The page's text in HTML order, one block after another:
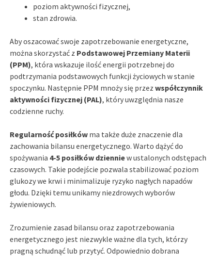
poziom aktywności fizycznej,
stan zdrowia.
Aby oszacować swoje zapotrzebowanie energetyczne,
można skorzystać z Podstawowej Przemiany Materii
(PPM), która wskazuje ilość energii potrzebnej do
podtrzymania podstawowych funkcji życiowych w stanie
spoczynku. Następnie PPM mnoży się przez współczynnik
aktywności fizycznej (PAL), który uwzględnia nasze
codzienne ruchy.
Regularność posiłków ma także duże znaczenie dla
zachowania bilansu energetycznego. Warto dążyć do
spożywania 4-5 posiłków dzienniew ustalonych odstępach
czasowych. Takie podejście pozwala stabilizować poziom
glukozy we krwi i minimalizuje ryzyko nagłych napadów
głodu. Dzięki temu unikamy niezdrowych wyborów
żywieniowych.
Zrozumienie zasad bilansu oraz zapotrzebowania
energetycznego jest niezwykle ważne dla tych, którzy
pragną schudnąć lub przytyć. Odpowiednio dobrana